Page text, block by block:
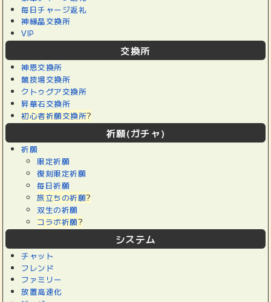
毎日チャージ返礼
神縁晶交換所
VIP
交換所
神恩交換所
競技場交換所
クトゥグア交換所
昇華石交換所
初心者祈願交換所?
祈願(ガチャ)
祈願
限定祈願
復刻限定祈願
毎日祈願
旅立ちの祈願?
双生の祈願
コラボ祈願?
システム
チャット
フレンド
ファミリー
放置高速化